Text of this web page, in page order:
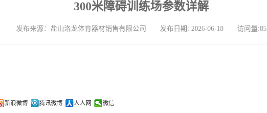
300米障碍训练场参数详解
发布来源：盐山洛龙体育器材销售有限公司 发布日期: 2026-06-18 访问量:85
新浪微博 腾讯微博 人人网 微信